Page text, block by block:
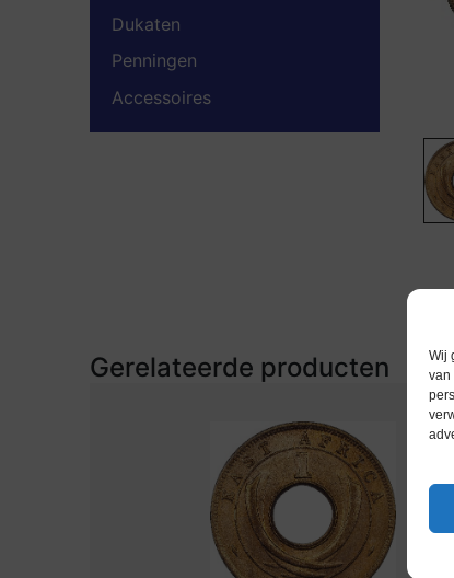
Wij
van
Dukaten
Penningen
Accessoires
Gerelateerde producten